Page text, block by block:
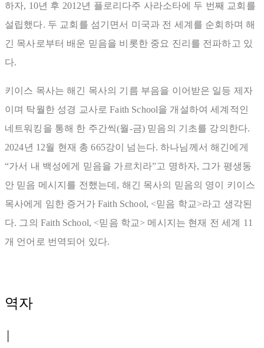
하자, 10년 후 2012년 플로리다주 사라소타에 두 번째 교회를
설립했다. 두 교회를 섬기면서 미국과 전 세계를 순회하며 해
긴 목사로부터 배운 믿음을 비롯한 중요 진리를 전파하고 있
다.
키이스 목사는 해긴 목사의 기름 부음을 이어받은 일등 제자
이며 탁월한 성경 교사로 Faith School을 개설하여 세계적인
네트워킹을 통해 한 주간씩(월-금) 믿음의 기초를 강의한다.
2024년 12월 현재 총 665강이 넘는다. 하나님께서 해긴에게
“가서 내 백성에게 믿음을 가르치라”고 명하자, 그가 평생동
안 믿음 메시지를 전했는데, 해긴 목사의 믿음의 영이 키이스
목사에게 임한 증거가 Faith School, <믿음 학교>라고 생각된
다. 그의 Faith School, <믿음 학교> 메시지는 현재 전 세계 11
개 언어로 번역되어 있다.
역자